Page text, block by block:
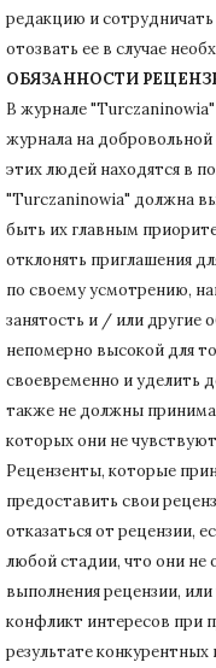
редакцию и
отозвать ее в случае
ОБЯЗАННОСТИ
В журнале
журнала на
этих людей находятся в
"Turczaninowia" должна
быть их главным
отклонять приглашения
по своему усмотрению,
занятость и / или другие
непомерно высокой для
своевременно и уделить
также не должны
которых они не
Рецензенты, которые
предоставить свои
отказаться от рецензии,
любой стадии, что они
выполнения рецензии,
конфликт интересов при
результате конкурентных